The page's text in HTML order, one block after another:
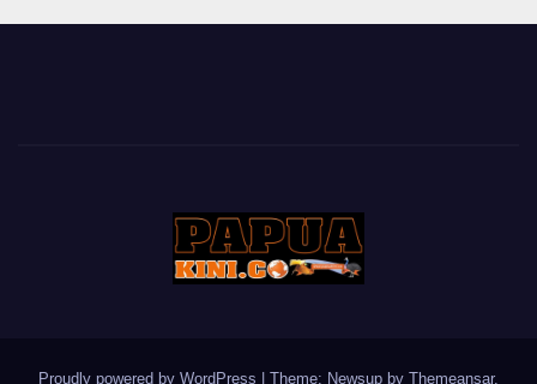
Proudly powered by WordPress Theme: Newsup by Themeansar.